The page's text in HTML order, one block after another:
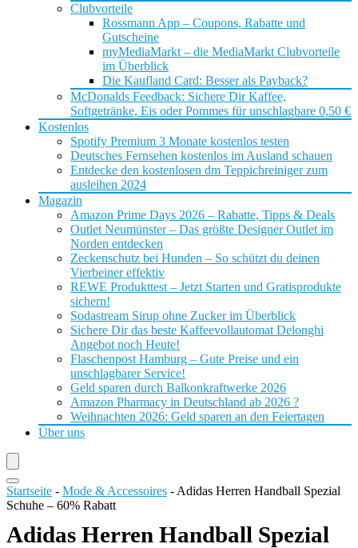
Clubvorteile
Rossmann App – Coupons, Rabatte und
Gutscheine
myMediaMarkt – die MediaMarkt Clubvorteile
im Überblick
Die Kaufland Card: Besser als Payback?
McDonalds Feedback: Sichere Dir Kaffee,
Softgetränke, Eis oder Pommes für unschlagbare 0,50 €
Kostenlos
Spotify Premium 3 Monate kostenlos testen
Deutsches Fernsehen kostenlos im Ausland schauen
Entdecke den kostenlosen dm Teppichreiniger zum
ausleihen 2024
Magazin
Amazon Prime Days 2026 – Rabatte, Tipps & Deals
Outlet Neumünster – Das größte Designer Outlet im
Norden entdecken
Zeckenschutz bei Hunden – So schützt du deinen
Vierbeiner effektiv
REWE Produkttest – Jetzt Starten und Gratisprodukte
sichern!
Sodastream Sirup ohne Zucker im Überblick
Sichere Dir das beste Kaffeevollautomat Delonghi
Angebot noch Heute!
Flaschenpost Hamburg – Gute Preise und ein
unschlagbarer Service!
Geld sparen durch Balkonkraftwerke 2026
Amazon Pharmacy in Deutschland ab 2026 ?
Weihnachten 2026: Geld sparen an den Feiertagen
Über uns
Startseite - Mode & Accessoires - Adidas Herren Handball Spezial
Schuhe – 60% Rabatt
Adidas Herren Handball Spezial